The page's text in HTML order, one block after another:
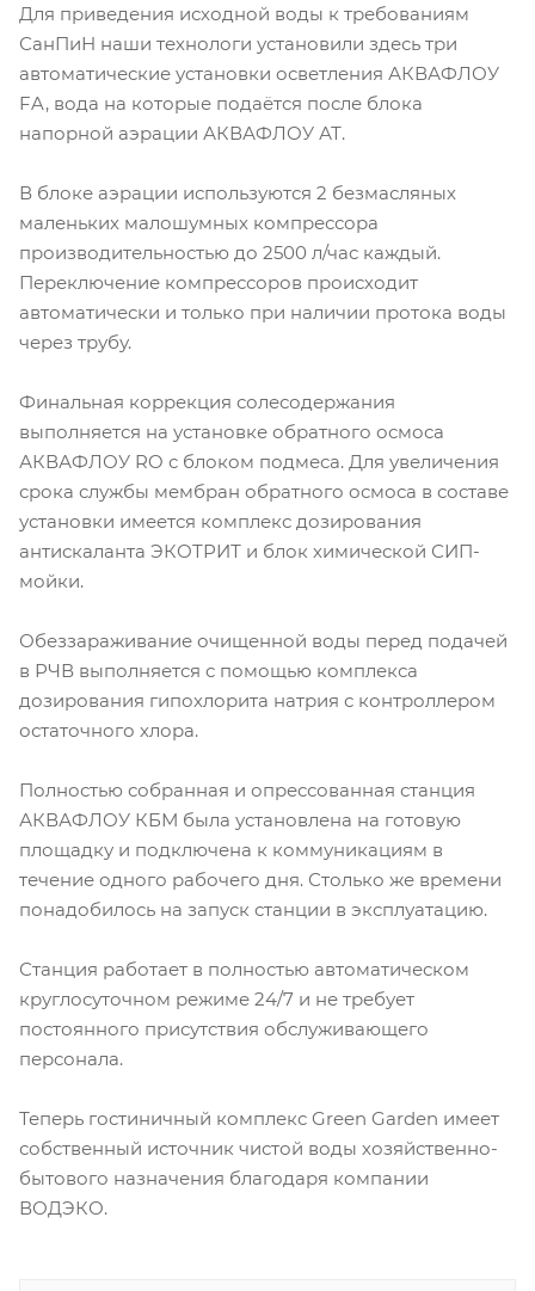
Для приведения исходной воды к требованиям
СанПиН наши технологи установили здесь три
автоматические установки осветления АКВАФЛОУ
FA, вода на которые подаётся после блока
напорной аэрации АКВАФЛОУ АТ.
В блоке аэрации используются 2 безмасляных
маленьких малошумных компрессора
производительностью до 2500 л/час каждый.
Переключение компрессоров происходит
автоматически и только при наличии протока воды
через трубу.
Финальная коррекция солесодержания
выполняется на установке обратного осмоса
АКВАФЛОУ RO с блоком подмеса. Для увеличения
срока службы мембран обратного осмоса в составе
установки имеется комплекс дозирования
антискаланта ЭКОТРИТ и блок химической СИП-
мойки.
Обеззараживание очищенной воды перед подачей
в РЧВ выполняется с помощью комплекса
дозирования гипохлорита натрия с контроллером
остаточного хлора.
Полностью собранная и опрессованная станция
АКВАФЛОУ КБМ была установлена на готовую
площадку и подключена к коммуникациям в
течение одного рабочего дня. Столько же времени
понадобилось на запуск станции в эксплуатацию.
Станция работает в полностью автоматическом
круглосуточном режиме 24/7 и не требует
постоянного присутствия обслуживающего
персонала.
Теперь гостиничный комплекс Green Garden имеет
собственный источник чистой воды хозяйственно-
бытового назначения благодаря компании
ВОДЭКО.